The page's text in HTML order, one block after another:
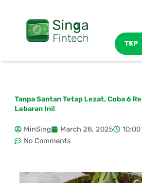
TKP
Tanpa Santan Tetap Lezat, Coba 6
Lebaran Ini!
MinSing March 28, 2025
10:00
No Comments